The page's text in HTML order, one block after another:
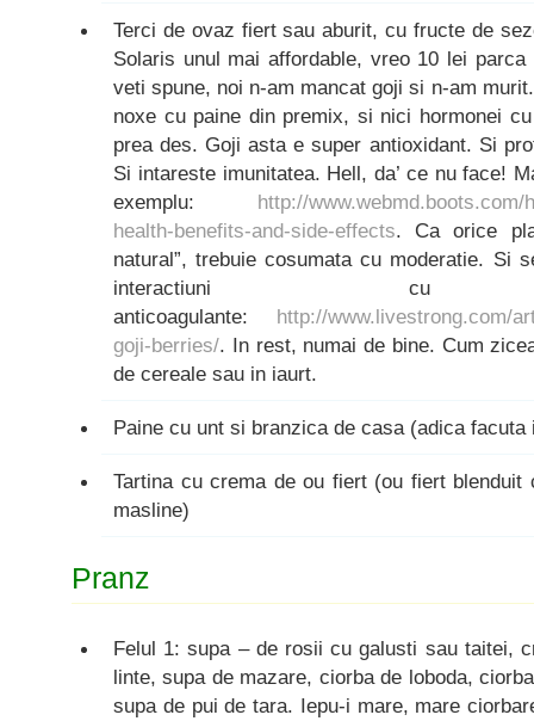
Terci de ovaz fiert sau aburit, cu fructe de
Solaris unul mai affordable, vreo 10 lei
veti spune, noi n-am mancat goji si n-am
noxe cu paine din premix, si nici hormonei
prea des. Goji asta e super antioxidant. Si
Si intareste imunitatea. Hell, da’ ce nu face!
exemplu: http://
health-benefits-and-side-effects. Ca orice
natural”, trebuie cosumata cu moderatie. Si
interactiuni cu
anticoagulante: http://www.livestrong.com/
goji-berries/. In rest, numai de bine. Cum
de cereale sau in iaurt.
Paine cu unt si branzica de casa (adica
Tartina cu crema de ou fiert (ou fiert
masline)
Pranz
Felul 1: supa – de rosii cu galusti sau taitei,
linte, supa de mazare, ciorba de loboda,
supa de pui de tara. Iepu-i mare, mare